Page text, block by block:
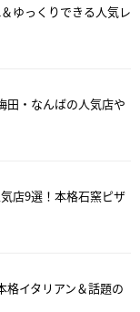
ゆっくりできる人気レ
田・なんばの人気店や
店9選！本格石窯ピザ
格イタリアン＆話題の